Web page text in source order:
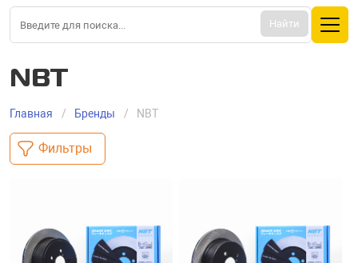
Найти
NBT
Главная Бренды NBT
Фильтры